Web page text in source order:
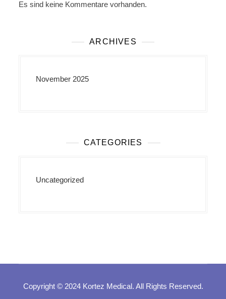
Es sind keine Kommentare vorhanden.
ARCHIVES
November 2025
CATEGORIES
Uncategorized
Copyright © 2024 Kortez Medical. All Rights Reserved.